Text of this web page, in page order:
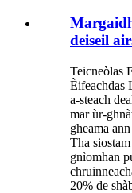
deiseil
Teicneòlas
Èifeachdas
a-steach
mar ùr-
gheama
Tha
gnìomhan
20% de